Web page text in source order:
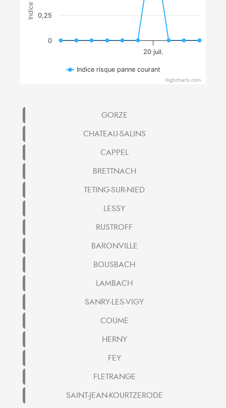
20 juil.
0
0,25
Indice risque panne courant
Highcharts.com
GORZE
CHATEAU-SALINS
CAPPEL
BRETTNACH
TETING-SUR-NIED
LESSY
RUSTROFF
BARONVILLE
BOUSBACH
LAMBACH
SANRY-LES-VIGY
COUME
HERNY
FEY
FLETRANGE
SAINT-JEAN-KOURTZERODE